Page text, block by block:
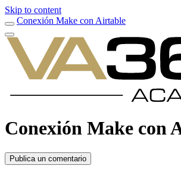
Skip to content
Conexión Make con Airtable
Conexión Make con
Publica un comentario